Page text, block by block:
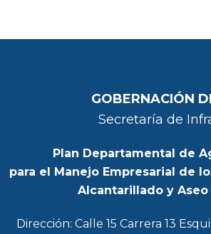
GOBERNACIÓN
Secretaría de
Plan Departamental de
para el Manejo Empresarial de
Alcantarillado y Aseo
Dirección: Calle 15 Carrera 13